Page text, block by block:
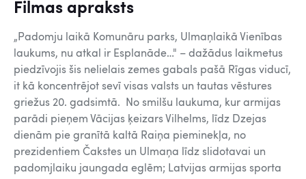
Filmas apraksts
„Padomju laikā Komunāru parks, Ulmaņlaikā Vienības
laukums, nu atkal ir Esplanāde…" – dažādus laikmetus
piedzīvojis šis nelielais zemes gabals pašā Rīgas viducī,
it kā koncentrējot sevī visas valsts un tautas vēstures
griežus 20. gadsimtā. No smilšu laukuma, kur armijas
parādi pieņem Vācijas ķeizars Vilhelms, līdz Dzejas
dienām pie granītā kaltā Raiņa pieminekļa, no
prezidentiem Čakstes un Ulmaņa līdz slidotavai un
padomjlaiku jaungada eglēm; Latvijas armijas sporta